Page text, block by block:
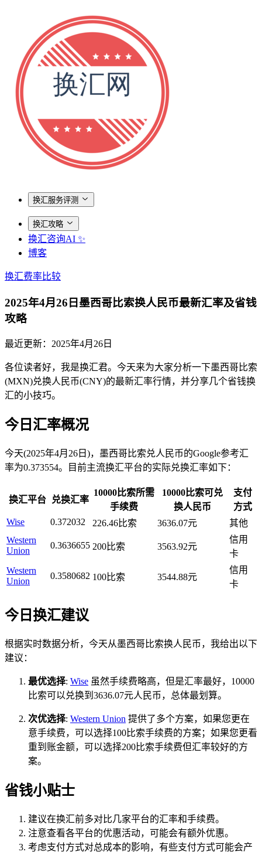
换汇服务评测
换汇攻略
换汇咨询AI ✨
博客
换汇费率比较
2025年4月26日墨西哥比索换人民币最新汇率及省钱
攻略
最近更新： 2025年4月26日
各位读者好，我是换汇君。今天来为大家分析一下墨西哥比索
(MXN)兑换人民币(CNY)的最新汇率行情，并分享几个省钱换
汇的小技巧。
今日汇率概况
今天(2025年4月26日)，墨西哥比索兑人民币的Google参考汇
率为0.373554。目前主流换汇平台的实际兑换汇率如下：
换汇平台 兑换汇率
10000比索所需
手续费
10000比索可兑
换人民币
支付
方式
Wise
0.372032 226.46比索 3636.07元
其他
Western
Union
0.3636655 200比索 3563.92元
信用
卡
Western
Union
0.3580682 100比索 3544.88元
信用
卡
今日换汇建议
根据实时数据分析，今天从墨西哥比索换人民币，我给出以下
建议：
最优选择: Wise 虽然手续费略高，但是汇率最好，10000
比索可以兑换到3636.07元人民币，总体最划算。
次优选择: Western Union 提供了多个方案，如果您更在
意手续费，可以选择100比索手续费的方案；如果您更看
重到账金额，可以选择200比索手续费但汇率较好的方
案。
省钱小贴士
建议在换汇前多对比几家平台的汇率和手续费。
注意查看各平台的优惠活动，可能会有额外优惠。
考虑支付方式对总成本的影响，有些支付方式可能会产